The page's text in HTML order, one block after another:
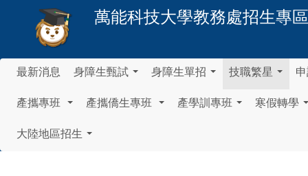
萬能科技大學教務處招生專
最新消息 身障生甄試 身障生單招 技職繁星
產攜專班 產攜僑生專班 產學訓專班 寒假轉學
大陸地區招生